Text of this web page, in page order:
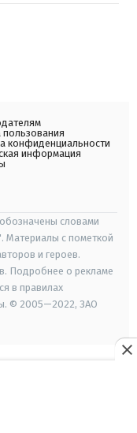
пользования
конфиденциальности
информация
словами
Материалы с пометкой
и героев.
Подробнее о рекламе
в правилах
© 2005—2022, ЗАО